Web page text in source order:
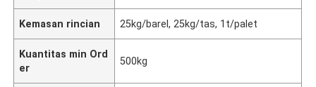
Kemasan rincian 25kg/barel, 25kg/tas, 1t/palet
Kuantitas min Ord
er
500kg